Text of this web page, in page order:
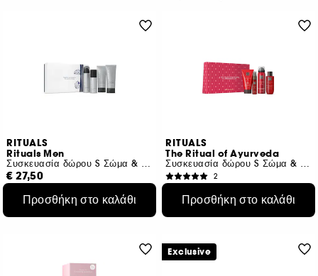
RITUALS
Rituals Men
Συσκευασία δώρου S Σώμα & Μπάνιο
€ 27,50
Προσθήκη στο καλάθι
RITUALS
The Ritual of Ayurveda
Συσκευασία δώρου S Σώμα & Μπάνιο
2
€ 12,79 /100ml
Προσθήκη στο καλάθι
Exclusive